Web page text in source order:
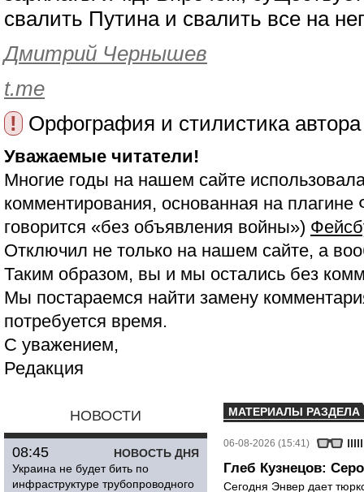
свалить Путина и свалить все на
Дмитрий Чернышев
t.me
!
Орфография и стилистика
Уважаемые читатели!
Многие годы на нашем сайте
комментирования, основанная на
говорится «без объявления войны»)
Отключил не только на нашем сайте, а
Таким образом, вы и мы остались без
Мы постараемся найти замену
потребуется время.
С уважением,
Редакция
НОВОСТИ
НОВОСТЬ ДНЯ
08:45
Украина не будет бить по
инфраструктуре трубопроводного
МАТЕРИАЛЫ РАЗДЕЛА
06-08-2026 (15:41)
Глеб Кузнецов:
Сегодня Энвер дает